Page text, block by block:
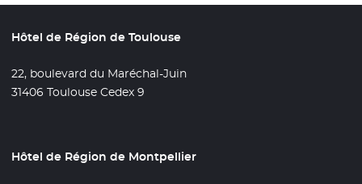
Hôtel de Région de Toulouse
22, boulevard du Maréchal-Juin
31406 Toulouse Cedex 9
Hôtel de Région de Montpellier